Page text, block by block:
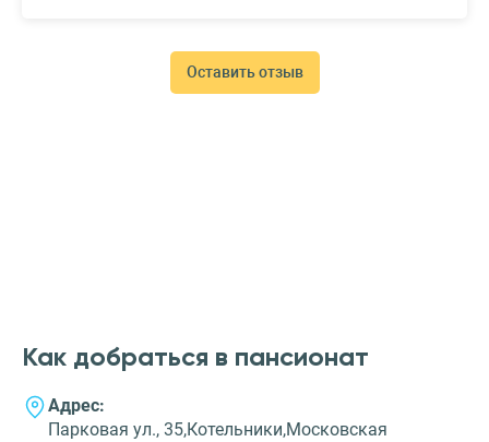
окружили заботой. Таким заведением оказался
пансионат для пожилых Опека. Находится в Москве, в
соседнем районе, поэтому проведывать дорогого нам
Оставить отзыв
Как добраться в пансионат
Адрес:
Парковая ул., 35,Котельники,Московская